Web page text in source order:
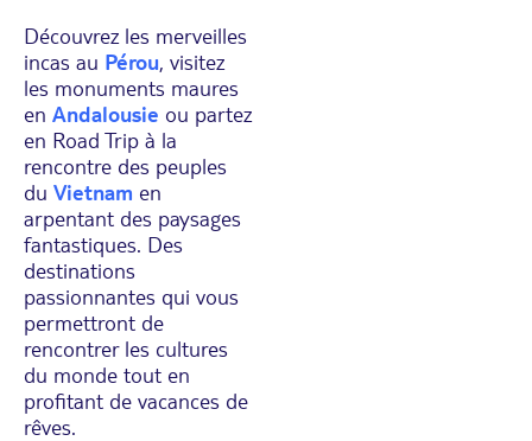
Découvrez les merveilles
incas au Pérou, visitez
les monuments maures
en Andalousie ou partez
en Road Trip à la
rencontre des peuples
du Vietnam en
arpentant des paysages
fantastiques. Des
destinations
passionnantes qui vous
permettront de
rencontrer les cultures
du monde tout en
profitant de vacances de
rêves.